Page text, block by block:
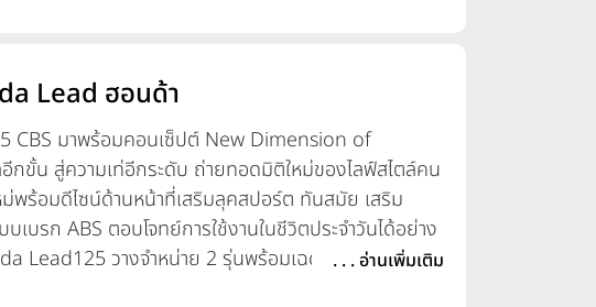
Lead ฮอนด้า
CBS มาพร้อมคอนเซ็ปต์ New Dimension of
ขั้น สู่ความเท่อีกระดับ ถ่ายทอดมิติใหม่ของไลฟ์สไตล์คน
ม่พร้อมดีไซน์ด้านหน้าที่เสริมลุคสปอร์ต ทันสมัย เสริม
บเบรก ABS ตอบโจทย์การใช้งานในชีวิตประจำวันได้อย่าง
Lead125 วางจำหน่าย 2 รุ่นพร้อมเฉดสีใหม่ รุ่น CBS
. . . อ่านเพิ่มเติม